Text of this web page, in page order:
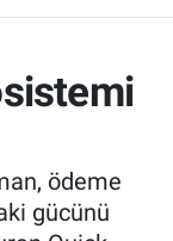
ödeme
gücünü